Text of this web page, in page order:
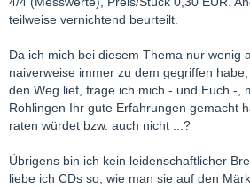
teilweise vernichtend beurteilt.
Da ich mich bei diesem Thema nur wenig
naiverweise immer zu dem gegriffen
den Weg lief, frage ich mich - und Euch -,
Rohlingen Ihr gute Erfahrungen gemacht
raten würdet bzw. auch nicht ...?
Übrigens bin ich kein leidenschaftlicher
liebe ich CDs so, wie man sie auf den